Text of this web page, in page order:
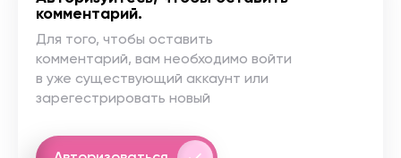
комментарий.
Для того, чтобы оставить
комментарий, вам необходимо войти
в уже существующий аккаунт или
зарегестрировать новый